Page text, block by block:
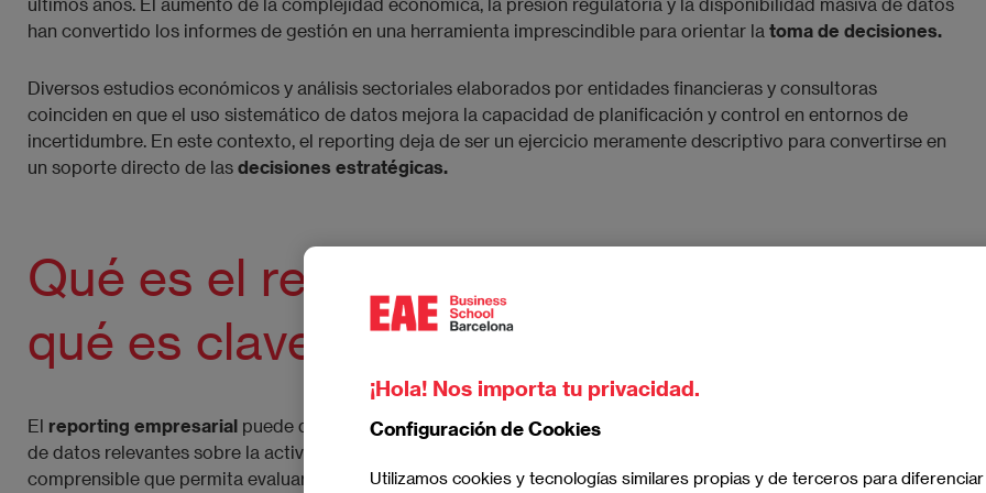
han convertido los informes de gestión en una herramienta imprescindible para orientar la toma de decisiones.
Diversos estudios económicos y análisis sectoriales elaborados por entidades financieras y consultoras
coinciden en que el uso sistemático de datos mejora la capacidad de planificación y control en entornos de
incertidumbre. En este contexto, el reporting deja de ser un ejercicio meramente descriptivo para convertirse en
un soporte directo de las decisiones estratégicas.
Qué es el reporting empresarial y por
qué es clave para la gestión
El reporting empresarial puede definirse como el proceso sistemático de recopilación, análisis y presentación
de datos relevantes sobre la actividad de una organización. Su objetivo es ofrecer información estructurada y
comprensible que permita evaluar el desempeño económico, operativo y estratégico de la empresa.
¡Hola! Nos importa tu privacidad.
Configuración de Cookies
Utilizamos cookies y tecnologías similares propias y de terceros para